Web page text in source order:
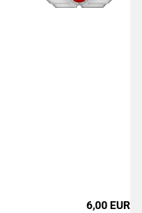
6,00 EUR